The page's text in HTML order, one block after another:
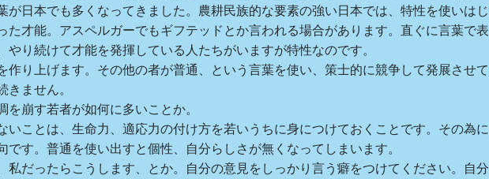
が日本でも多くなってきました。農耕民族的な要素の強い日本では、特性を使いはじ
た才能。アスペルガーでもギフテッドとか言われる場合があります。直ぐに言葉で表
やり続けて才能を発揮している人たちがいますが特性なのです。
作り上げます。その他の者が普通、という言葉を使い、策士的に競争して発展させて
きません。
を崩す若者が如何に多いことか。
いことは、生命力、適応力の付け方を若いうちに身につけておくことです。その為
です。普通を使い出すと個性、自分らしさが無くなってしまいます。
私だったらこうします、とか。自分の意見をしっかり言う癖をつけてください。自